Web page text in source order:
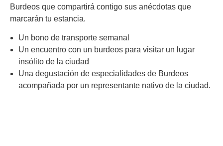
Burdeos que compartirá contigo sus anécdotas que
marcarán tu estancia.
Un bono de transporte semanal
Un encuentro con un burdeos para visitar un lugar
insólito de la ciudad
Una degustación de especialidades de Burdeos
acompañada por un representante nativo de la ciudad.